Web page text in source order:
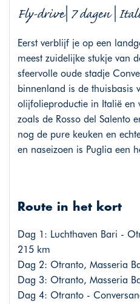
Fly-drive| 7 dagen |
Eerst verblijf je op een
meest zuidelijke stukje van
sfeervolle oude stadje
binnenland is de thuisbasis
olijfolieproductie in Italië en
zoals de Rosso del Salento
nog de pure keuken en
en naseizoen is Puglia een
Route in het kort
Dag 1: Luchthaven Bari -
215 km
Dag 2: Otranto, Masseria
Dag 3: Otranto, Masseria
Dag 4: Otranto -